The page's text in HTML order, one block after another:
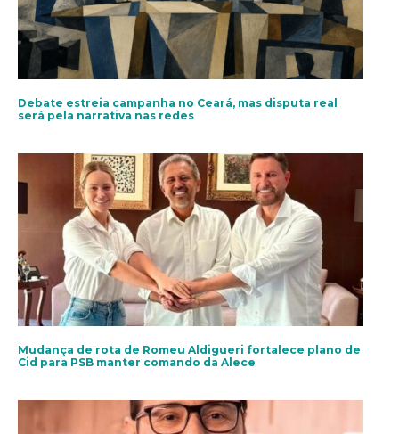
Debate estreia campanha no Ceará, mas disputa real
será pela narrativa nas redes
Mudança de rota de Romeu Aldigueri fortalece plano de
Cid para PSB manter comando da Alece